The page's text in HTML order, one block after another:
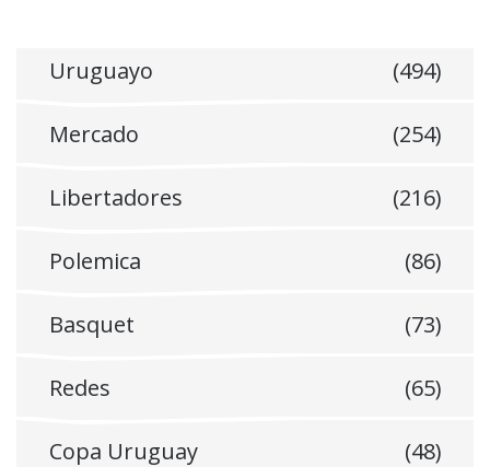
Uruguayo (494)
Mercado (254)
Libertadores (216)
Polemica (86)
Basquet (73)
Redes (65)
Copa Uruguay (48)